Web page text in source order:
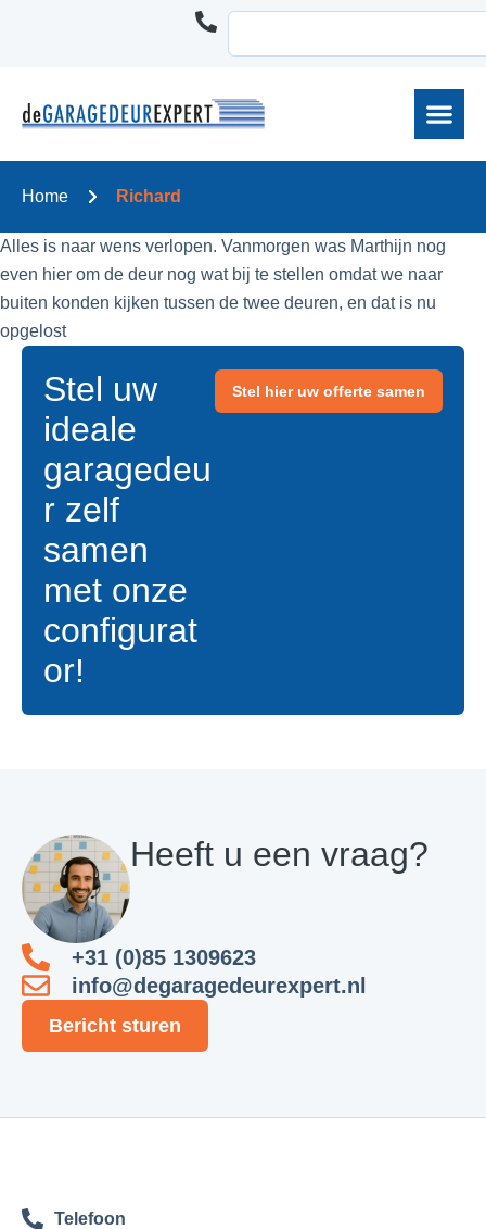
Home Richard
Alles is naar wens verlopen. Vanmorgen was Marthijn nog
even hier om de deur nog wat bij te stellen omdat we naar
buiten konden kijken tussen de twee deuren, en dat is nu
opgelost
Stel uw
ideale
garagedeu
r zelf
samen
met onze
configurat
or!
Stel hier uw offerte samen
Heeft u een vraag?
+31 (0)85 1309623
info@degaragedeurexpert.nl
Bericht sturen
Telefoon